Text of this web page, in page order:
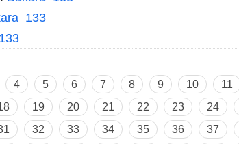
133
4 5 6 7 8 9 10 11
19 20 21 22 23 24
32 33 34 35 36 37